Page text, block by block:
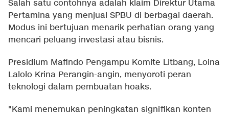
Salah satu contohnya adalah klaim Direktur Utama
Pertamina yang menjual SPBU di berbagai daerah.
Modus ini bertujuan menarik perhatian orang yang
mencari peluang investasi atau bisnis.
Presidium Mafindo Pengampu Komite Litbang, Loina
Lalolo Krina Perangin-angin, menyoroti peran
teknologi dalam pembuatan hoaks.
"Kami menemukan peningkatan signifikan konten